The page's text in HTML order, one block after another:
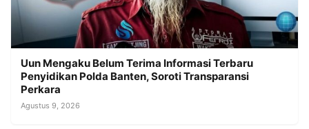
Uun Mengaku Belum Terima Informasi Terbaru
Penyidikan Polda Banten, Soroti Transparansi
Perkara
Agustus 9, 2026